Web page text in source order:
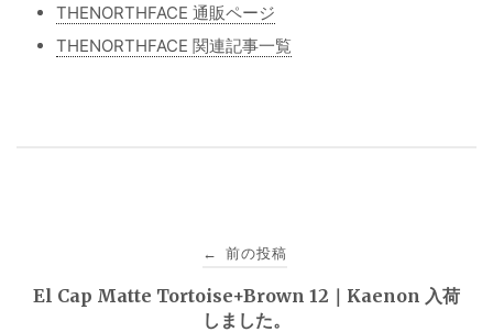
THENORTHFACE 通販ページ
THENORTHFACE 関連記事一覧
稿
← 前の投稿
El Cap Matte Tortoise+Brown 12｜Kaenon 入荷
しました。